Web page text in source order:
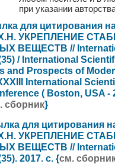
при указании
для цитирования
Х.Н. УКРЕПЛЕНИЕ
ВЕЩЕСТВ //
/ International
and Prospects of
International
( Boston, USA -
сборник}
для цитирования
Х.Н. УКРЕПЛЕНИЕ
ВЕЩЕСТВ //
2017. с. {см.